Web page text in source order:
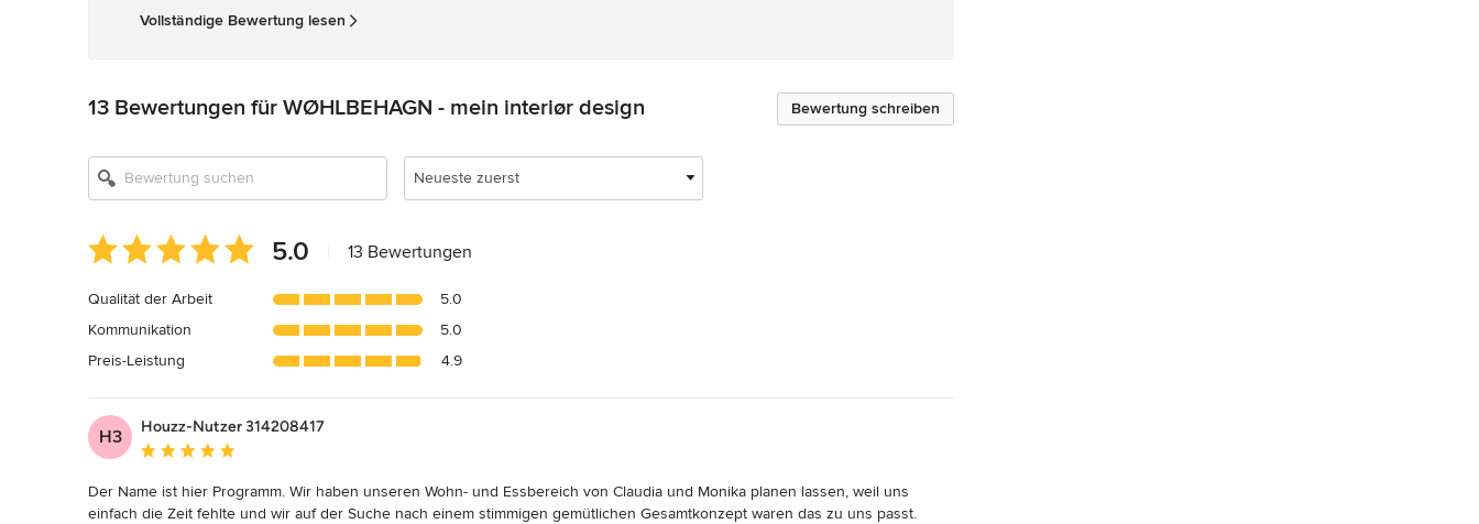
Vollständige Bewertung lesen
Bewertung schreiben
13 Bewertungen für WØHLBEHAGN - mein interiør design
Neueste zuerst
Durchschnittliche
Bewertung:
von
5
Sternen
5.0 13 Bewertungen
Qualität der Arbeit
5.0
Kommunikation
5.0
Preis-Leistung
4.9
H3
Houzz-Nutzer 314208417
Durchschnittliche Bewertung: 5 von 5 Sternen
Der Name ist hier Programm. Wir haben unseren Wohn- und Essbereich von Claudia und Monika planen lassen, weil uns
einfach die Zeit fehlte und wir auf der Suche nach einem stimmigen gemütlichen Gesamtkonzept waren das zu uns passt.